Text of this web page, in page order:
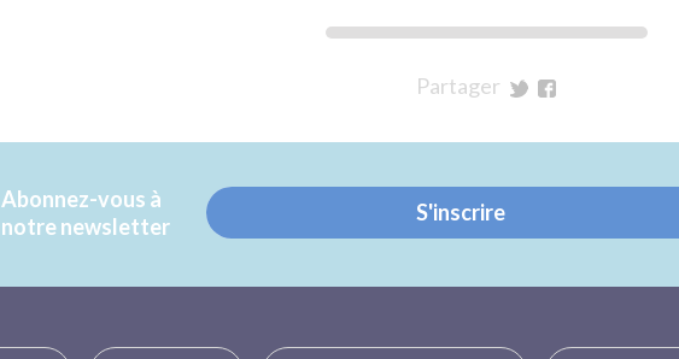
Partager
Twitter
Facebook
Abonnez-vous à
notre newsletter
S'inscrire